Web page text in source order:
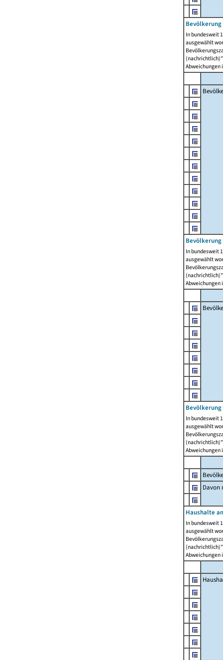
In bundesweit
ausgewählt
Abweichungen
In bundesweit
ausgewählt
Abweichungen
In bundesweit
ausgewählt
Abweichungen
Davon
Haushalte
In bundesweit
ausgewählt
Abweichungen